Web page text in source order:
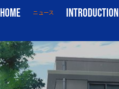
HOME ニュース INTRODUCTION